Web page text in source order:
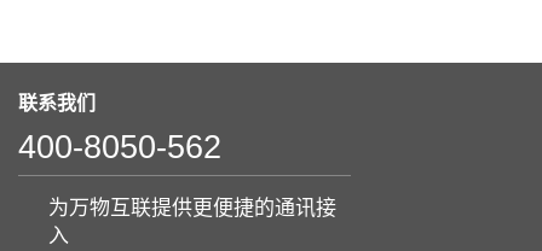
联系我们
400-8050-562
为万物互联提供更便捷的通讯接
入